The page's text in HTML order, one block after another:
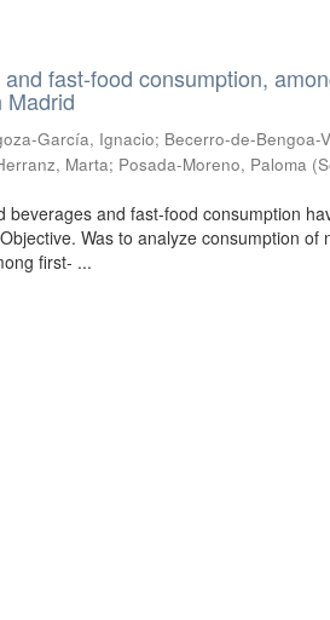
fast-food consumption,
Madrid
García, Ignacio; Becerro-de-Bengoa-
Marta; Posada-Moreno, Paloma (
beverages and fast-food consumption
Was to analyze consumption of
first- ...